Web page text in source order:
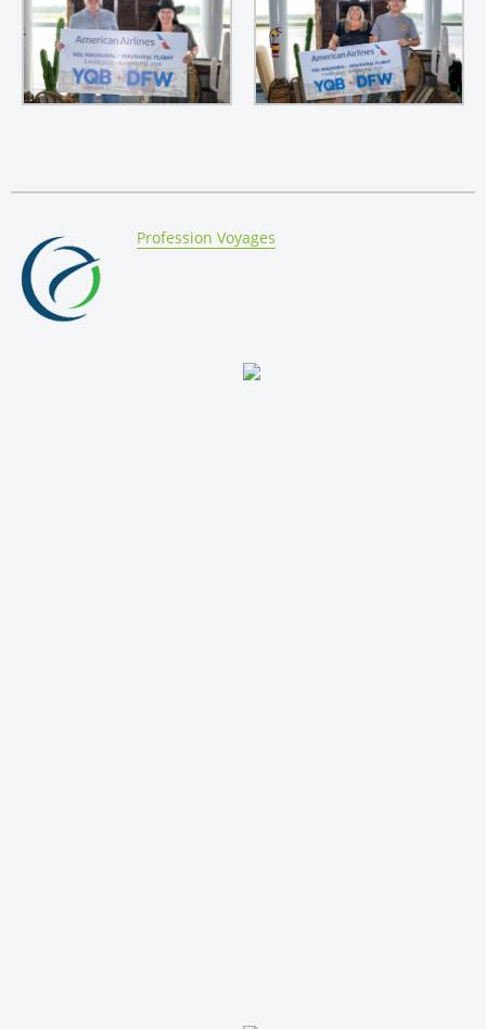
By:
Profession Voyages